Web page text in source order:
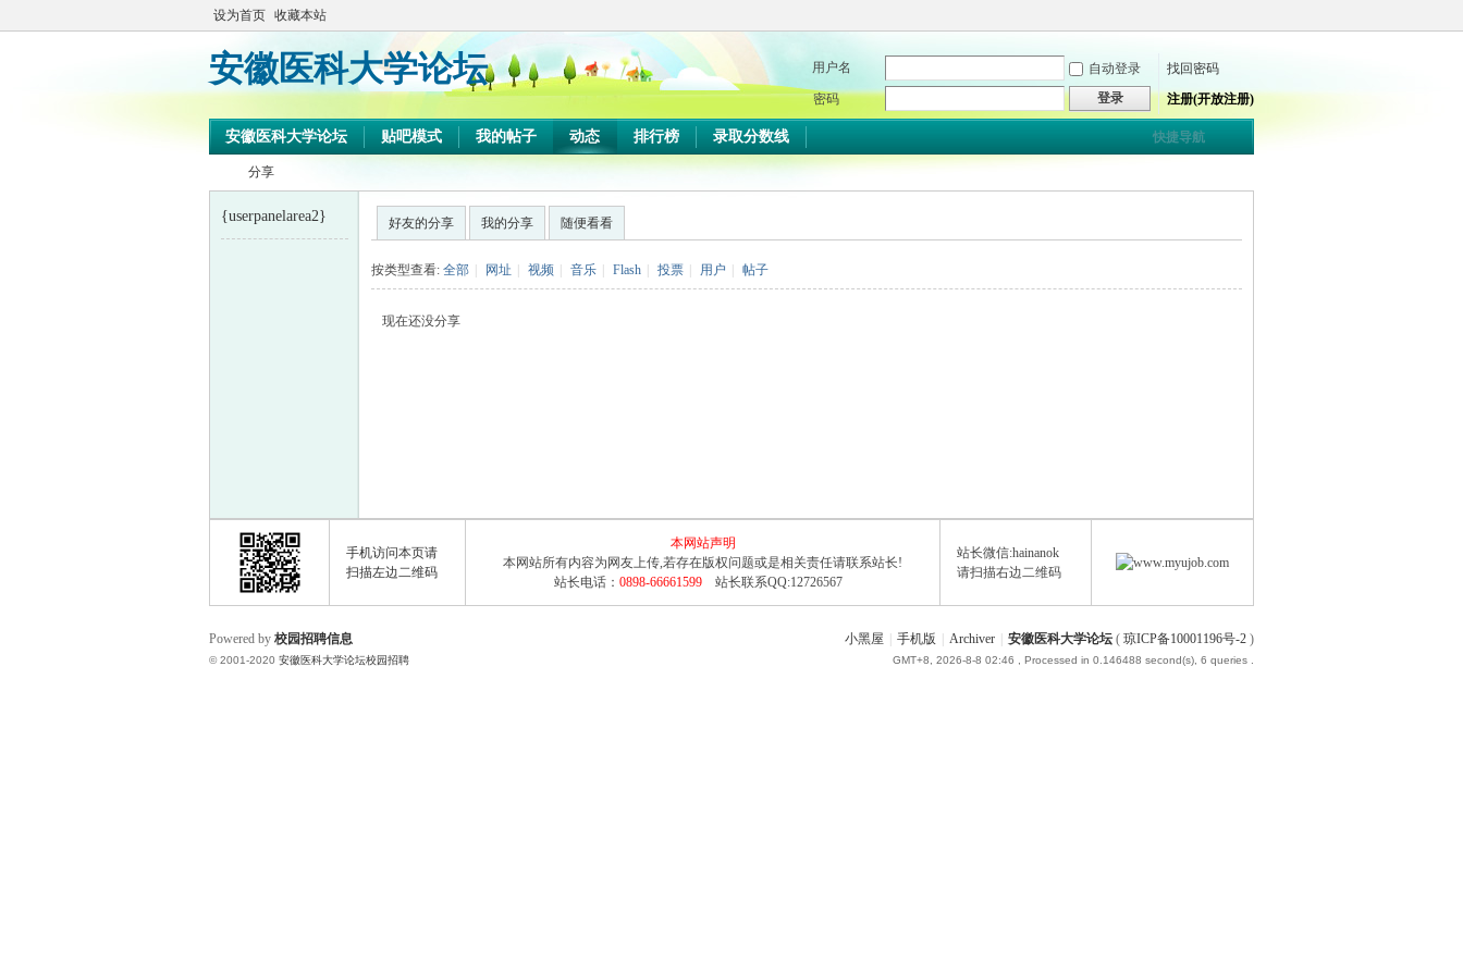
设为首页 收藏本站
安徽医科大学论坛 用户名 自动登录
找回密码
密码
登录 注册(开放注册)
快捷导航
安徽医科大学论坛 贴吧模式 我的帖子 动态 排行榜 录取分数线
分享
{userpanelarea2} 好友的分享 我的分享 随便看看
按类型查看: 全部 网址 视频 音乐 Flash 投票 用户 帖子
现在还没分享
手机访问本页请
扫描左边二维码
本网站声明
本网站所有内容为网友上传,若存在版权问题或是相关责任请联系站长!
站长电话： 0898-66661599站长联系QQ:12726567
站长微信:hainanok
请扫描右边二维码
小黑屋 手机版 Archiver 安徽医科大学论坛 ( 琼ICP备10001196号-2 )
GMT+8, 2026-8-8 02:46 , Processed in 0.146488 second(s), 6 queries .
Powered by 校园招聘信息
© 2001-2020 安徽医科大学论坛校园招聘